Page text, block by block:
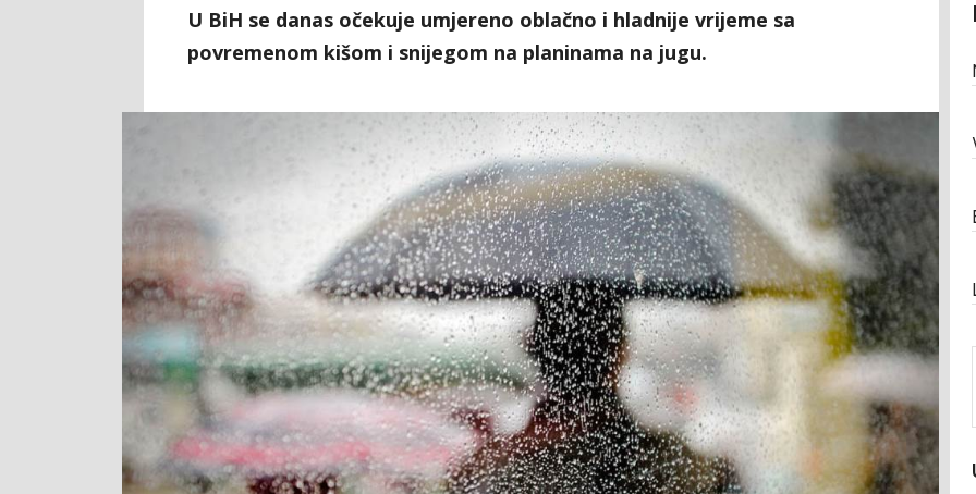
U BiH se danas očekuje umjereno oblačno i hladnije vrijeme sa
povremenom kišom i snijegom na planinama na jugu.